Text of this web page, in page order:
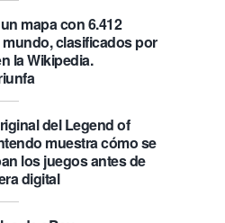
mapa con 6.412
clasificados por
la Wikipedia.
del Legend of
muestra cómo se
los juegos antes de
digital